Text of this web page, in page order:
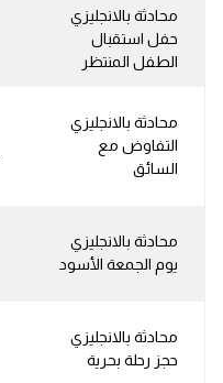
محادثة بالانجليزي
حفل استقبال
الطفل المنتظر
محادثة بالانجليزي
التفاوض مع
السائق
محادثة بالانجليزي
يوم الجمعة الأسود
محادثة بالانجليزي
حجز رحلة بحرية